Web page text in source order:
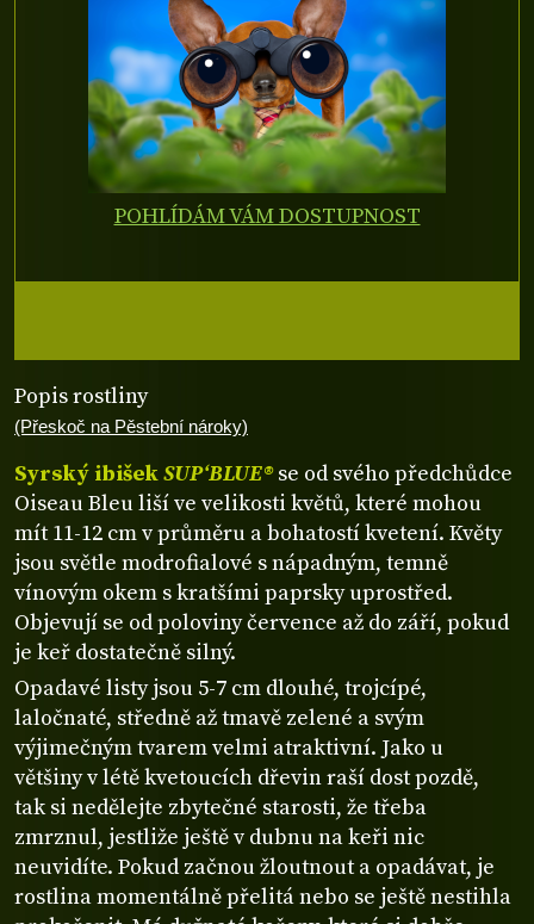
Popis rostliny
(Přeskoč na Pěstební nároky)
Syrský ibišekSUP‘BLUE®se od svého předchůdce
Oiseau Bleu liší ve velikosti květů, které mohou
mít 11-12 cm v průměru a bohatostí kvetení. Květy
jsou světle modrofialové s nápadným, temně
vínovým okem s kratšími paprsky uprostřed.
Objevují se od poloviny července až do září, pokud
je keř dostatečně silný.
Opadavé listy jsou 5-7 cm dlouhé, trojcípé,
laločnaté, středně až tmavě zelené a svým
výjimečným tvarem velmi atraktivní. Jako u
většiny v létě kvetoucích dřevin raší dost pozdě,
tak si nedělejte zbytečné starosti, že třeba
zmrznul, jestliže ještě v dubnu na keři nic
neuvidíte. Pokud začnou žloutnout a opadávat, je
rostlina momentálně přelitá nebo se ještě nestihla
POHLÍDÁM VÁM DOSTUPNOST